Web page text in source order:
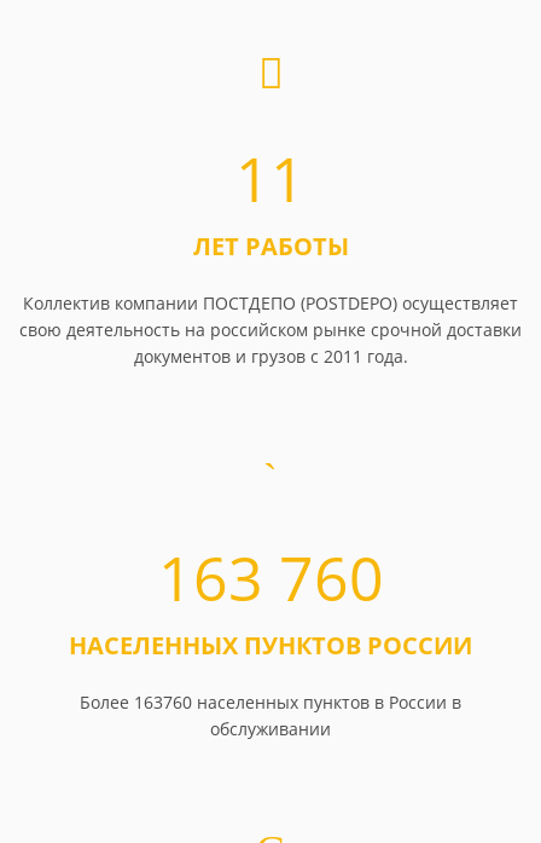
11
ЛЕТ РАБОТЫ
Коллектив компании ПОСТДЕПО (POSTDEPO) осуществляет
свою деятельность на российском рынке срочной доставки
документов и грузов с 2011 года.
163 760
НАСЕЛЕННЫХ ПУНКТОВ РОССИИ
Более 163760 населенных пунктов в России в
обслуживании